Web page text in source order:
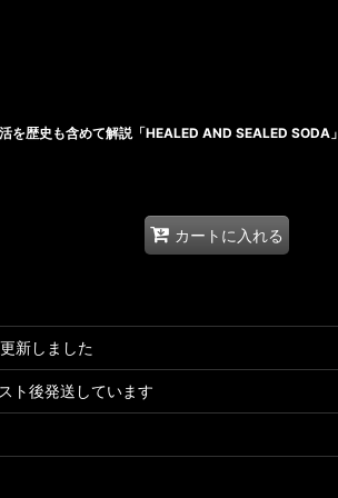
を歴史も含めて解説「HEALED AND SEALED SODA
カートに入れる
新しました
ト後発送しています